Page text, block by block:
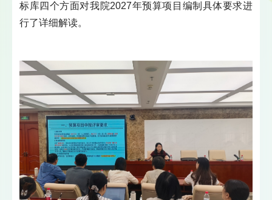
标库四个方面对我院2027年预算项目编制具体要求进
行了详细解读。